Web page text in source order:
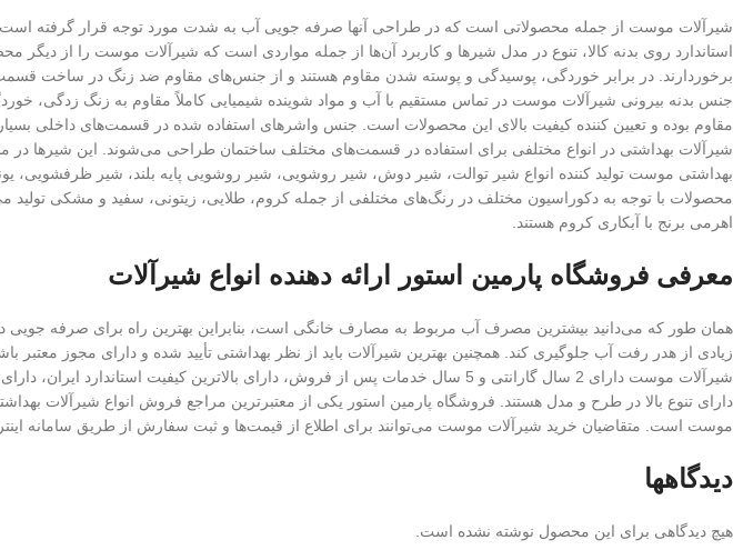
شیرآلات موست از جمله محصولاتی است که در طراحی آنها صرفه جویی آب به شدت مورد توجه قرار گرفته
استاندارد روی بدنه کالا، تنوع در مدل شیرها و کاربرد آن‌ها از جمله مواردی است که شیرآلات موست را از دیگر
برخوردارند. در برابر خوردگی، پوسیدگی و پوسته شدن مقاوم هستند و از جنس‌های مقاوم ضد زنگ در ساخت
جنس بدنه بیرونی شیرآلات موست در تماس مستقیم با آب و مواد شوینده شیمیایی کاملاً مقاوم به زنگ
مقاوم بوده و تعیین کننده کیفیت بالای این محصولات است. جنس واشرهای استفاده شده در قسمت‌های داخلی
شیرآلات بهداشتی در انواع مختلفی برای استفاده در قسمت‌های مختلف ساختمان طراحی می‌شوند. این شیرها
بهداشتی موست تولید کننده انواع شیر توالت، شیر دوش، شیر روشویی، شیر روشویی پایه بلند، شیر ظرفشویی،
محصولات با توجه به دکوراسیون مختلف در رنگ‌های مختلفی از جمله کروم، طلایی، زیتونی، سفید و مشکی
اهرمی برنج با آبکاری کروم هستند.
معرفی فروشگاه پارمین استور ارائه دهنده انواع شیرآلات
همان طور که می‌دانید بیشترین مصرف آب مربوط به مصارف خانگی است، بنابراین بهترین راه برای صرفه
زیادی از هدر رفت آب جلوگیری کند. همچنین بهترین شیرآلات باید از نظر بهداشتی تأیید شده و دارای مجوز معتبر
شیرآلات موست دارای 2 سال گارانتی و 5 سال خدمات پس از فروش، دارای بالاترین
دارای تنوع بالا در طرح و مدل هستند. فروشگاه پارمین استور یکی از معتبرترین مراجع فروش انواع شیرآلات
موست است. متقاضیان خرید شیرآلات موست می‌توانند برای اطلاع از قیمت‌ها و ثبت سفارش از طریق سامانه
دیدگاهها
هیچ دیدگاهی برای این محصول نوشته نشده است.